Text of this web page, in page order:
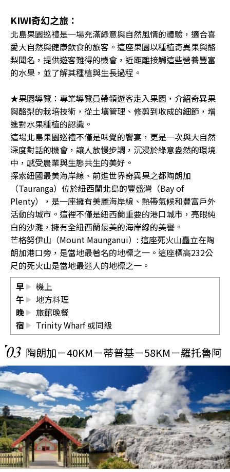
KIWI奇幻之旅：
北島果園巡禮是一場充滿綠意與自然風情的體驗，適合喜
愛大自然與健康飲食的旅客。這座果園以種植奇異果與酪
梨聞名，提供遊客難得的機會，近距離接觸這些營養豐富
的水果，並了解其種植與生長過程。
★果園導覽：專業導覽員帶領遊客走入果園，介紹奇異果
與酪梨的栽培技術，從土壤管理、修剪到收成的細節，增
進對水果種植的認識。
這場北島果園巡禮不僅是味覺的饗宴，更是一次與大自然
深度對話的機會，讓人放慢步調，沉浸於綠意盎然的環境
中，感受農業與生態共生的美好。
探索紐國最美海岸線、前進世界奇異果之都陶朗加
（Tauranga）位於紐西蘭北島的豐盛灣（Bay of
Plenty），是一座擁有美麗海岸線、熱帶氣候和豐富戶外
活動的城市。這裡不僅是紐西蘭重要的港口城市，亮眼純
白的沙灘，擁有全紐西蘭最美的海岸線的美譽。
芒格努伊山（Mount Maunganui）: 這座死火山矗立在陶
朗加港口旁，是當地最著名的地標之一。這座標高232公
尺的死火山是當地最迷人的地標之一。
早
機上
午
地方料理
晚
旅館晚餐
宿
Trinity Wharf或同級
03 陶朗加－40KM－蒂普基－58KM－羅托魯阿